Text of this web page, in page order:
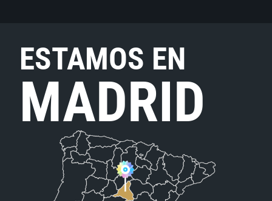
ESTAMOS EN
MADRID